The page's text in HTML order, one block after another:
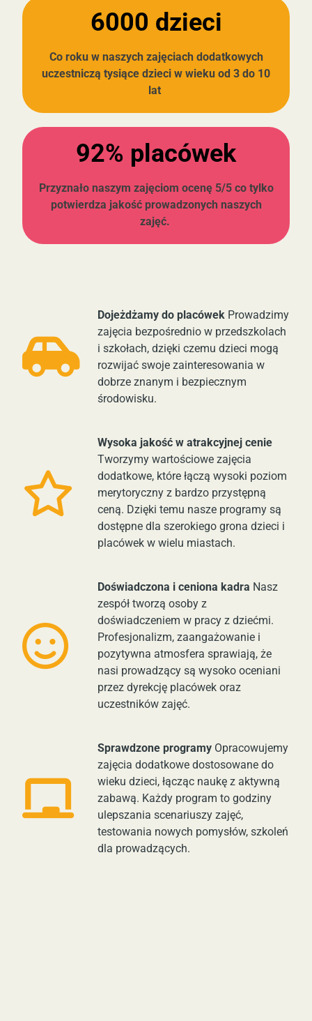
6000 dzieci
Co roku w naszych zajęciach dodatkowych
uczestniczą tysiące dzieci w wieku od 3 do 10
lat
92% placówek
Przyznało naszym zajęciom ocenę 5/5co tylko
potwierdza jakość prowadzonych naszych
zajęć.
Dojeżdżamy do placówekProwadzimy
zajęcia bezpośrednio w przedszkolach
i szkołach, dzięki czemu dzieci mogą
rozwijać swoje zainteresowania w
dobrze znanym i bezpiecznym
środowisku.
Wysoka jakość w atrakcyjnej cenie
Tworzymy wartościowe zajęcia
dodatkowe, które łączą wysoki poziom
merytoryczny z bardzo przystępną
ceną. Dzięki temu nasze programy są
dostępne dla szerokiego grona dzieci i
placówek w wielu miastach.
Doświadczona i ceniona kadra Nasz
zespół tworzą osoby z
doświadczeniem w pracy z dziećmi.
Profesjonalizm, zaangażowanie i
pozytywna atmosfera sprawiają, że
nasi prowadzący są wysoko oceniani
przez dyrekcję placówek oraz
uczestników zajęć.
Sprawdzone programyOpracowujemy
zajęcia dodatkowe dostosowane do
wieku dzieci, łącząc naukę z aktywną
zabawą. Każdy program to godziny
ulepszania scenariuszy zajęć,
testowania nowych pomysłów, szkoleń
dla prowadzących.